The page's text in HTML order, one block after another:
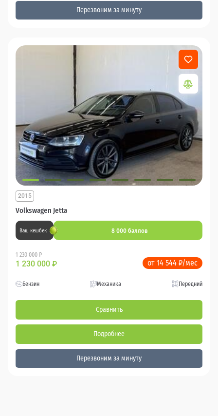
Перезвоним за минуту
Volkswagen Jetta
2015
Ваш кешбек 8 000 баллов
1 230 000 ₽
1 230 000 ₽ от 14 544 ₽/мес
Бензин Механика Передний
Сравнить
Подробнее
Перезвоним за минуту